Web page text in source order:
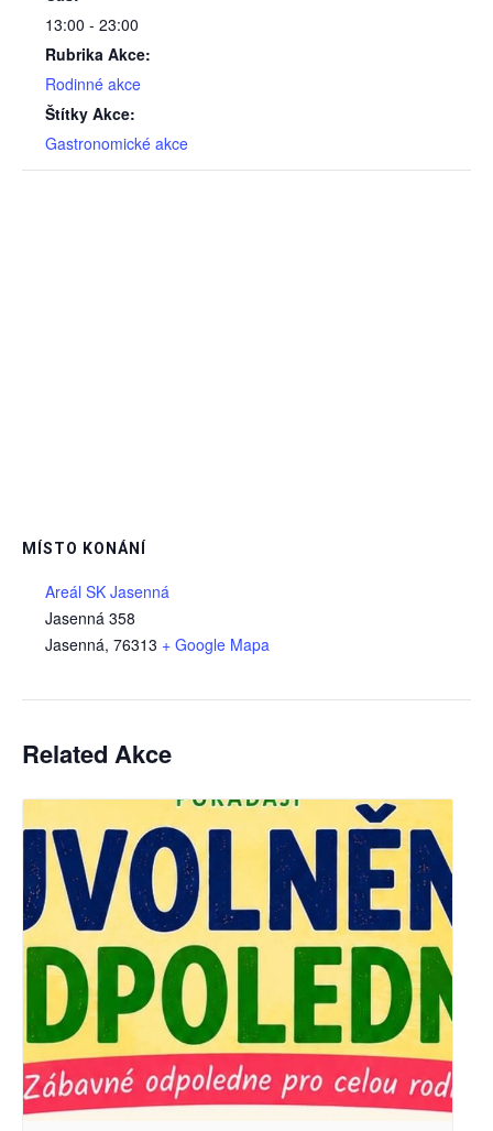
13:00 - 23:00
Rubrika Akce:
Rodinné akce
Štítky Akce:
Gastronomické akce
MÍSTO KONÁNÍ
Areál SK Jasenná
Jasenná 358
Jasenná, 76313 + Google Mapa
Related Akce